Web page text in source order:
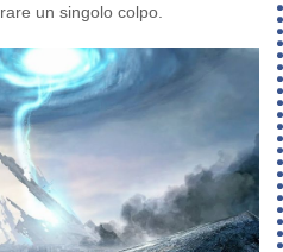
un singolo colpo.